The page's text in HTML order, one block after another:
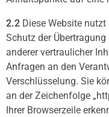
2.2 Diese Website
Schutz der
anderer vertraulicher
Anfragen an den
Verschlüsselung. Sie
an der Zeichenfolge
Ihrer Browserzeile